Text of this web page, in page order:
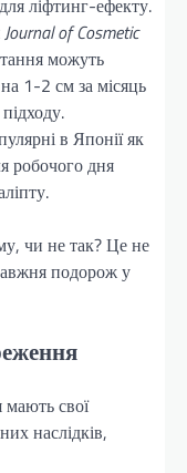
ліфтинг-ефекту.
Journal of Cosmetic
можуть
1-2 см за місяць
в Японії як
робочого дня
чи не так? Це не
подорож у
мають свої
наслідків,